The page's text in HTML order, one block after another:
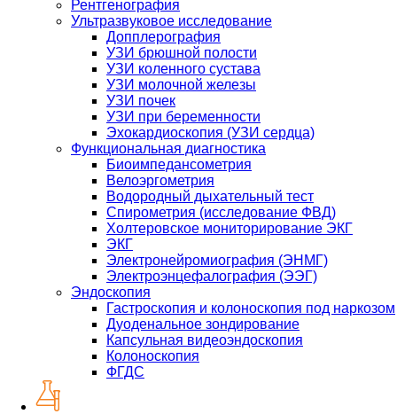
Рентгенография
Ультразвуковое исследование
Допплерография
УЗИ брюшной полости
УЗИ коленного сустава
УЗИ молочной железы
УЗИ почек
УЗИ при беременности
Эхокардиоскопия (УЗИ сердца)
Функциональная диагностика
Биоимпедансометрия
Велоэргометрия
Водородный дыхательный тест
Спирометрия (исследование ФВД)
Холтеровское мониторирование ЭКГ
ЭКГ
Электронейромиография (ЭНМГ)
Электроэнцефалография (ЭЭГ)
Эндоскопия
Гастроскопия и колоноскопия под наркозом
Дуоденальное зондирование
Капсульная видеоэндоскопия
Колоноскопия
ФГДС